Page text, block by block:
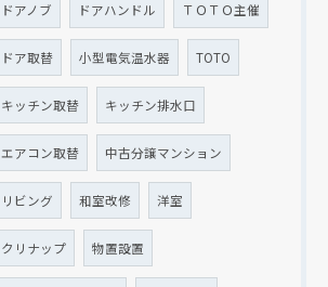
ドアノブ ドアハンドル ＴＯＴＯ主催
ドア取替 小型電気温水器 TOTO
キッチン取替 キッチン排水口
エアコン取替 中古分譲マンション
リビング 和室改修 洋室
クリナップ 物置設置